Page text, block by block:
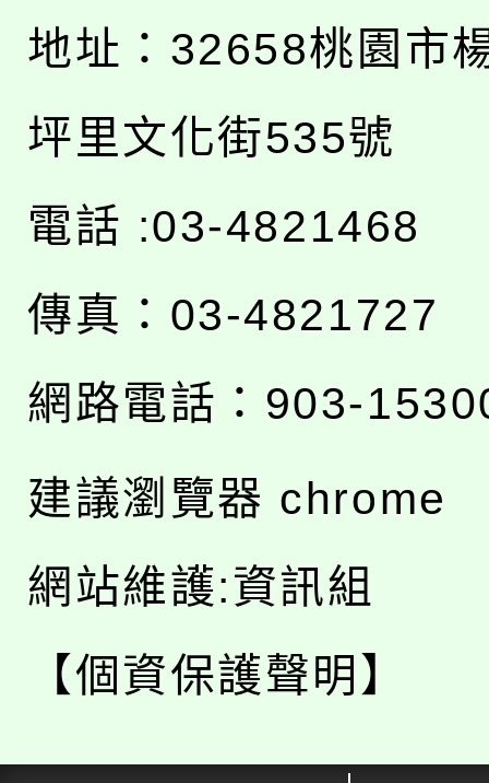
地址： 32658桃園市
坪里文化街535號
電話 :03-4821468
傳真：03-4821727
網路電話：903-
建議瀏覽器 chrome
網站維護:資訊組
【個資保護聲明】